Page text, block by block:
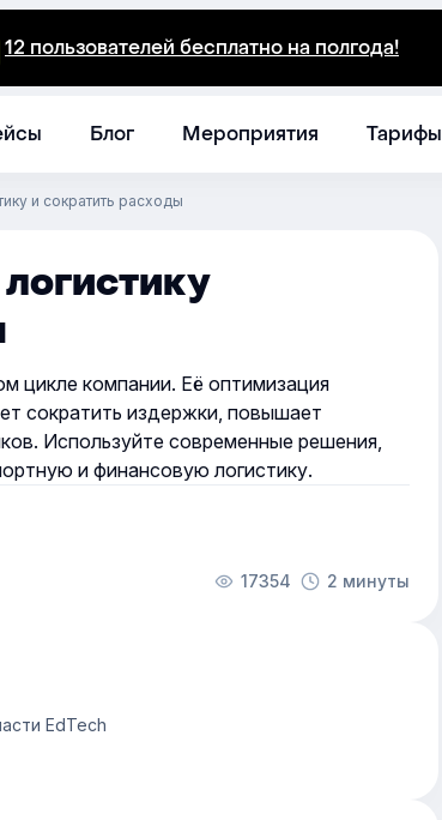
12 пользователей бесплатно на полгода!
Блог Мероприятия Тарифы
и сократить расходы
цикле компании. Её оптимизация
сократить издержки, повышает
Используйте современные решения,
и финансовую логистику.
17354 2 минуты
EdTech